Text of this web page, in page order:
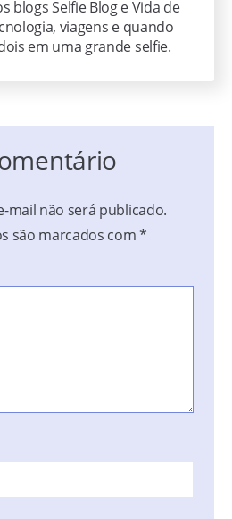
blogs Selfie Blog e Vida de
viagens e quando
em uma grande selfie.
mail não será publicado.
são marcados com*